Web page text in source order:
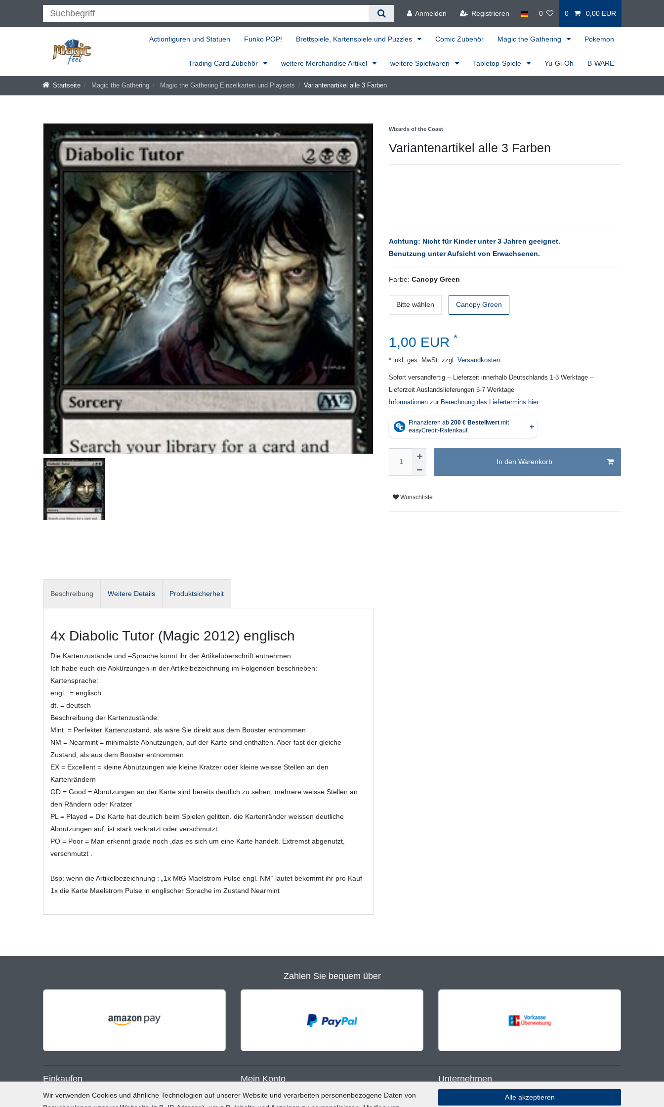
Anmelden Registrieren 0 0 0,00 EUR
Actionfiguren und Statuen Funko POP! Brettspiele, Kartenspiele und Puzzles Comic Zubehör Magic the Gathering Pokemon
Trading Card Zubehör weitere Merchandise Artikel weitere Spielwaren Tabletop-Spiele Yu-Gi-Oh B-WARE
Startseite Magic the Gathering Magic the Gathering Einzelkarten und Playsets Variantenartikel alle 3 Farben
Wizards of the Coast
Variantenartikel alle 3 Farben
Achtung: Nicht für Kinder unter 3 Jahren geeignet.
Benutzung unter Aufsicht von Erwachsenen.
Farbe: Canopy Green
Bitte wählen Canopy Green
1,00 EUR *
* inkl. ges. MwSt. zzgl. Versandkosten
Sofort versandfertig -- Lieferzeit innerhalb Deutschlands 1-3 Werktage --
Lieferzeit Auslandslieferungen 5-7 Werktage
Informationen zur Berechnung des Liefertermins hier
In den Warenkorb
Wunschliste
Beschreibung Weitere Details Produktsicherheit
4x Diabolic Tutor (Magic 2012) englisch
Die Kartenzustände und –Sprache könnt ihr der Artikelüberschrift entnehmen
Ich habe euch die Abkürzungen in der Artikelbezeichnung im Folgenden beschrieben:
Kartensprache:
engl. = englisch
dt. = deutsch
Beschreibung der Kartenzustände:
Mint = Perfekter Kartenzustand, als wäre Sie direkt aus dem Booster entnommen
NM = Nearmint = minimalste Abnutzungen, auf der Karte sind enthalten. Aber fast der gleiche
Zustand, als aus dem Booster entnommen
EX = Excellent = kleine Abnutzungen wie kleine Kratzer oder kleine weisse Stellen an den
Kartenrändern
GD = Good = Abnutzungen an der Karte sind bereits deutlich zu sehen, mehrere weisse Stellen an
den Rändern oder Kratzer
PL = Played = Die Karte hat deutlich beim Spielen gelitten. die Kartenränder weissen deutliche
Abnutzungen auf, ist stark verkratzt oder verschmutzt
PO = Poor = Man erkennt grade noch ,das es sich um eine Karte handelt. Extremst abgenutzt,
verschmutzt .
Bsp: wenn die Artikelbezeichnung : „1x MtG Maelstrom Pulse engl. NM“ lautet bekommt ihr pro Kauf
1x die Karte Maelstrom Pulse in englischer Sprache im Zustand Nearmint
Zahlen Sie bequem über
Einkaufen Mein Konto Unternehmen
Wir verwenden Cookies und ähnliche Technologien auf unserer Website und verarbeiten personenbezogene Daten von
Alle akzeptieren